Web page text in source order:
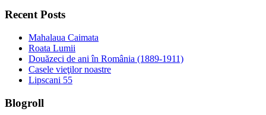
Recent Posts
Mahalaua Caimata
Roata Lumii
Douăzeci de ani în România (1889-1911)
Casele vieţilor noastre
Lipscani 55
Blogroll